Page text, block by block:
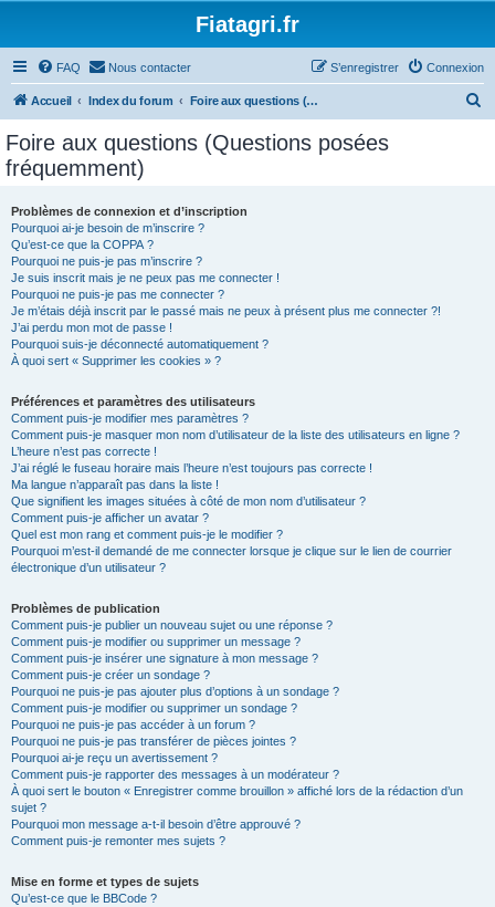
Fiatagri.fr
FAQ Nous contacter Connexion
S’enregistrer
Accueil Index du forum Foire aux questions (Questions posées fréquemment)
Foire aux questions (Questions posées
fréquemment)
Problèmes de connexion et d’inscription
Pourquoi ai-je besoin de m’inscrire ?
Qu’est-ce que la COPPA ?
Pourquoi ne puis-je pas m’inscrire ?
Je suis inscrit mais je ne peux pas me connecter !
Pourquoi ne puis-je pas me connecter ?
Je m’étais déjà inscrit par le passé mais ne peux à présent plus me connecter ?!
J’ai perdu mon mot de passe !
Pourquoi suis-je déconnecté automatiquement ?
À quoi sert « Supprimer les cookies » ?
Préférences et paramètres des utilisateurs
Comment puis-je modifier mes paramètres ?
Comment puis-je masquer mon nom d’utilisateur de la liste des utilisateurs en ligne ?
L’heure n’est pas correcte !
J’ai réglé le fuseau horaire mais l’heure n’est toujours pas correcte !
Ma langue n’apparaît pas dans la liste !
Que signifient les images situées à côté de mon nom d’utilisateur ?
Comment puis-je afficher un avatar ?
Quel est mon rang et comment puis-je le modifier ?
Pourquoi m’est-il demandé de me connecter lorsque je clique sur le lien de courrier
électronique d’un utilisateur ?
Problèmes de publication
Comment puis-je publier un nouveau sujet ou une réponse ?
Comment puis-je modifier ou supprimer un message ?
Comment puis-je insérer une signature à mon message ?
Comment puis-je créer un sondage ?
Pourquoi ne puis-je pas ajouter plus d’options à un sondage ?
Comment puis-je modifier ou supprimer un sondage ?
Pourquoi ne puis-je pas accéder à un forum ?
Pourquoi ne puis-je pas transférer de pièces jointes ?
Pourquoi ai-je reçu un avertissement ?
Comment puis-je rapporter des messages à un modérateur ?
À quoi sert le bouton « Enregistrer comme brouillon » affiché lors de la rédaction d’un
sujet ?
Pourquoi mon message a-t-il besoin d’être approuvé ?
Comment puis-je remonter mes sujets ?
Mise en forme et types de sujets
Qu’est-ce que le BBCode ?